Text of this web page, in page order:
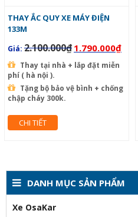
THAY ẮC QUY XE MÁY ĐIỆN
133M
Giá: 2.100.000₫ 1.790.000₫
Thay tại nhà + lắp đặt miễn
phí ( hà nội ).
Tặng bộ bảo vệ bình + chống
chập cháy 300k.
CHI TIẾT
DANH MỤC SẢN PHẨM
Xe OsaKar